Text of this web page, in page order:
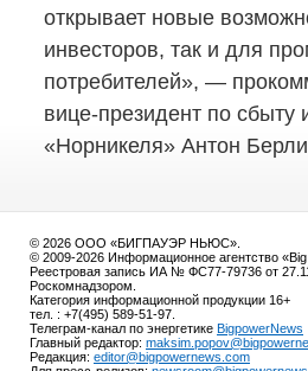
открывает новые
инвесторов, так и для
потребителей», —
вице-президент по сбыту
«Норникеля» Антон
© 2026 ООО «БИГПАУЭР НЬЮС».
© 2009-2026 Информационное агентство
Реестровая запись ИА № ФС77-79736 от
Роскомнадзором.
Категория информационной продукции 16+
тел. : +7(495) 589-51-97.
Телеграм-канал по энергетике BigpowerNews
Главный редактор:
Редакция: editor@bigpowernews.com